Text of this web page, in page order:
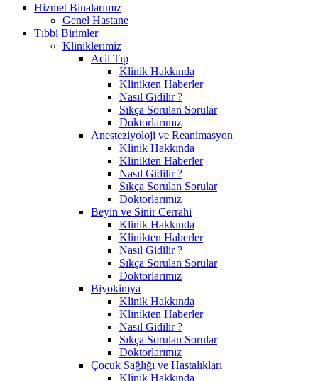
Hizmet Binalarımız
Genel Hastane
Tıbbi Birimler
Kliniklerimiz
Acil Tıp
Klinik Hakkında
Klinikten Haberler
Nasıl Gidilir ?
Sıkça Sorulan Sorular
Doktorlarımız
Anesteziyoloji ve Reanimasyon
Klinik Hakkında
Klinikten Haberler
Nasıl Gidilir ?
Sıkça Sorulan Sorular
Doktorlarımız
Beyin ve Sinir Cerrahi
Klinik Hakkında
Klinikten Haberler
Nasıl Gidilir ?
Sıkça Sorulan Sorular
Doktorlarımız
Biyokimya
Klinik Hakkında
Klinikten Haberler
Nasıl Gidilir ?
Sıkça Sorulan Sorular
Doktorlarımız
Çocuk Sağlığı ve Hastalıkları
Klinik Hakkında